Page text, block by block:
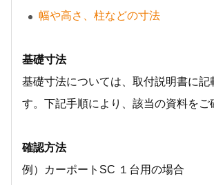
幅や高さ、柱などの寸法
基礎寸法
基礎寸法については、取付説明書に記
す。下記手順により、該当の資料をご
確認方法
例）カーポートSC １台用の場合